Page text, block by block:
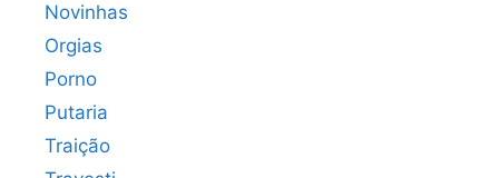
Novinhas
Orgias
Porno
Putaria
Traição